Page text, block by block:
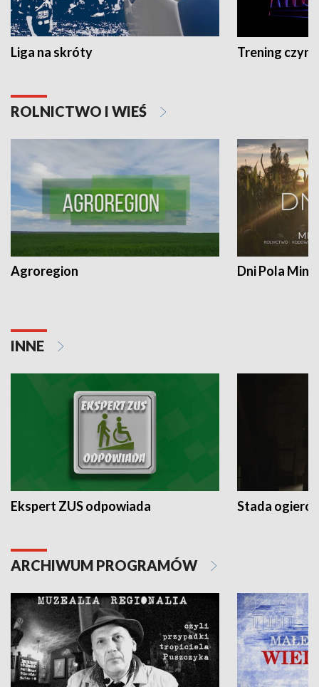
Liga na skróty Trening czyni
ROLNICTWO I WIEŚ
Agroregion Dni Pola
INNE
Ekspert ZUS odpowiada Stada
ARCHIWUM PROGRAMÓW